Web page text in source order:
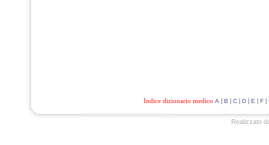
Indice dizionario medico A | B | C| D| E | F|
Realizzato